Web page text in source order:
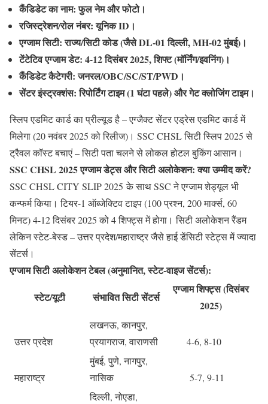
कैंडिडेट का नाम: फुल नेम और फोटो।
रजिस्ट्रेशन/रोल नंबर: यूनिक ID।
एग्जाम सिटी: राज्य/सिटी कोड (जैसे DL-01 दिल्ली, MH-02 मुंबई)।
टेंटेटिव एग्जाम डेट: 4-12 दिसंबर 2025, शिफ्ट (मॉर्निंग/इवनिंग)।
कैंडिडेट कैटेगरी: जनरल/OBC/SC/ST/PWD।
सेंटर इंस्ट्रक्शंस: रिपोर्टिंग टाइम (1 घंटा पहले) और गेट क्लोजिंग टाइम।
स्लिप एडमिट कार्ड का प्रील्यूड है – एग्जैक्ट सेंटर एड्रेस एडमिट कार्ड में
मिलेगा (20 नवंबर 2025 को रिलीज)। SSC CHSL सिटी स्लिप 2025से
ट्रैवल कॉस्ट बचाएं – सिटी पता चलने से लोकल होटल बुकिंग आसान।
SSC CHSL 2025 एग्जाम डेट्स और सिटी अलोकेशन: क्या उम्मीद करें?
SSC CHSL CITY SLIP 2025 के साथ SSC ने एग्जाम शेड्यूल भी
कन्फर्म किया। टियर-1 ऑब्जेक्टिव टाइप (100 प्रश्न, 200 मार्क्स, 60
मिनट) 4-12 दिसंबर 2025 को 4 शिफ्ट्स में होगा। सिटी अलोकेशन रैंडम
लेकिन स्टेट-बेस्ड – उत्तर प्रदेश/महाराष्ट्र जैसे हाई डेंसिटी स्टेट्स में ज्यादा
सेंटर्स।
एग्जाम सिटी अलोकेशन टेबल (अनुमानित, स्टेट-वाइज सेंटर्स):
स्टेट/यूटी
संभावित सिटी सेंटर्स
एग्जाम शिफ्ट्स (दिसंबर
2025)
उत्तर प्रदेश
लखनऊ, कानपुर,
प्रयागराज, वाराणसी
4-6, 8-10
महाराष्ट्र
मुंबई, पुणे, नागपुर,
नासिक
5-7, 9-11
दिल्ली, नोएडा,